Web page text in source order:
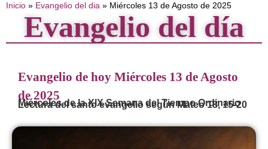
Inicio » Evangelio del dia » Miércoles 13 de Agosto de 2025
Evangelio del día
Evangelio de hoy Miércoles 13 de Agosto
de 2025
Miércoles de la XIX Semana del Tiempo Ordinario
Lectura del santo evangelio según Mateo 18, 15-20